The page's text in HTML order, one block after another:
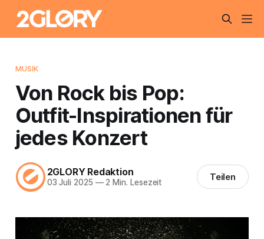
MUSIK
Von Rock bis Pop:
Outfit-Inspirationen für
jedes Konzert
2GLORY Redaktion
03 Juli 2025 —2 Min. Lesezeit Teilen